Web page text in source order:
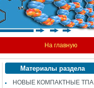
На главную
Материалы раздела
НОВЫЕ КОМПАКТНЫЕ ТПА